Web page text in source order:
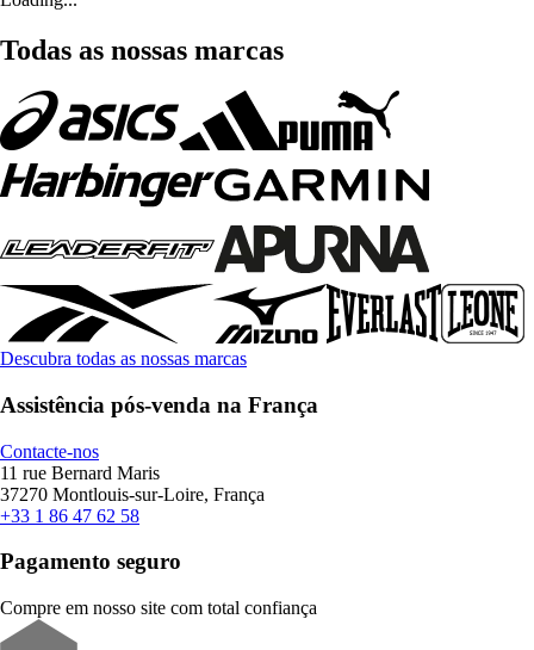
Todas as nossas marcas
Descubra todas as nossas marcas
Assistência pós-venda na França
Contacte-nos
11 rue Bernard Maris
37270 Montlouis-sur-Loire, França
+33 1 86 47 62 58
Pagamento seguro
Compre em nosso site com total confiança